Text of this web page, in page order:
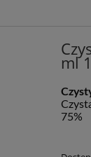
ml
75%